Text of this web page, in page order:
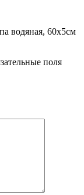
водяная, 60х5см
поля